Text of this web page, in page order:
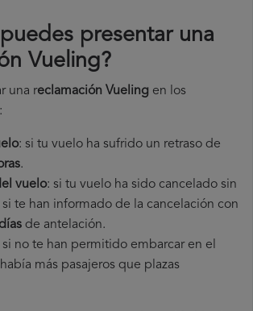
presentar una
Vueling?
una reclamación Vueling en los
: si tu vuelo ha sufrido un retraso de
.
vuelo: si tu vuelo ha sido cancelado sin
te han informado de la cancelación con
de antelación.
si no te han permitido embarcar en el
más pasajeros que plazas